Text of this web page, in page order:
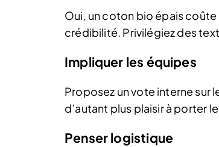
Oui, un coton bio épais coûte
crédibilité. Privilégiez des
Impliquer les équipes
Proposez un vote interne sur
d’autant plus plaisir à porter
Penser logistique